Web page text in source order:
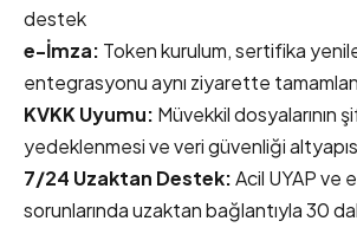
destek
e-İmza: Token kurulum, sertifika
entegrasyonu aynı ziyarette
KVKK Uyumu: Müvekkil dosyalarının
yedeklenmesi ve veri güvenliği
7/24 Uzaktan Destek:Acil UYAP ve
sorunlarında uzaktan bağlantıyla 30